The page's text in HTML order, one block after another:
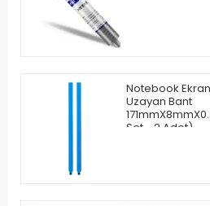
Notebook
Uzayan Bant
Set - 2 Adet)